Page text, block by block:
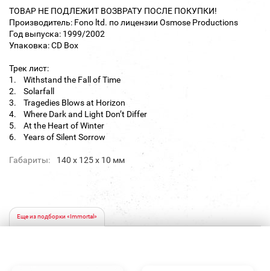
ТОВАР НЕ ПОДЛЕЖИТ ВОЗВРАТУ ПОСЛЕ ПОКУПКИ!
Производитель: Fono ltd. по лицензии Osmose Productions
Год выпуска: 1999/2002
Упаковка: CD Box
Трек лист:
1. Withstand the Fall of Time
2. Solarfall
3. Tragedies Blows at Horizon
4. Where Dark and Light Don’t Differ
5. At the Heart of Winter
6. Years of Silent Sorrow
Габариты: 140 х 125 х 10 мм
Еще из подборки «Immortal»